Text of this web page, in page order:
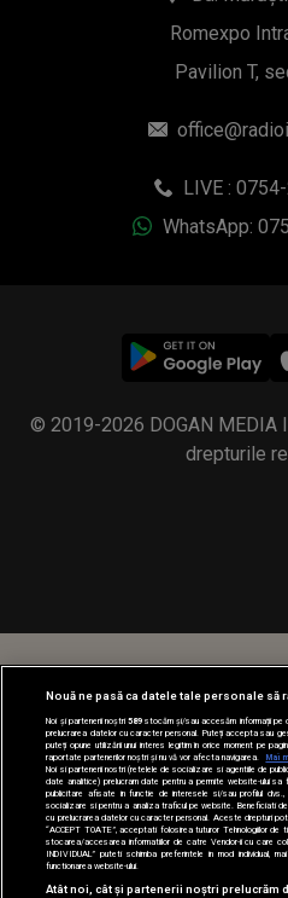
Romexpo
Pavilion T,
LIVE :
WhatsApp:
© 2019-2026 DOGAN MEDIA
drepturile
Nouă ne pasă ca datele tale personale să
Noi și partenerii noștri589stocăm și/sau accesăm informații pe
prelucrarea datelor cu caracter personal. Puteți accepta sau
puteți opune utilizării unui interes legitim în orice moment pe
raportate partenerilor noștri și nu vă vor afecta navigarea.
Mai
Noi si partenerii nostri (retelele de socializare si agentiile de
date analitice) prelucram date pentru a permite website-ului sa
publicitare afisate in functie de interesele si/sau profilul
socializare si pentru a analiza traficul pe website. Beneficiati
cu prelucrarea datelor cu caracter personal. Aceste drepturi
“ACCEPT TOATE”, acceptati folosirea tuturor Tehnologiilor de
stocarea/accesarea informatiilor de catre Vendor-ii cu care
INDIVIDUAL” puteti schimba preferintele in mod individual,
functionarea website-ului.
Atât noi, cât și partenerii noștri prelucrăm